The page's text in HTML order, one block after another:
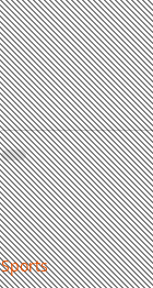
Sports